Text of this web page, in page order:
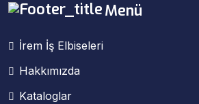
Menü
İrem İş Elbiseleri
Hakkımızda
Kataloglar